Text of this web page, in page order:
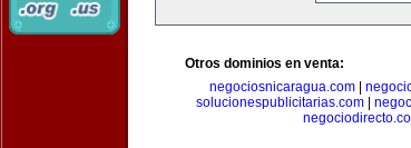
Otros dominios en venta:
negociosnicaragua.com
solucionespublicitarias.com